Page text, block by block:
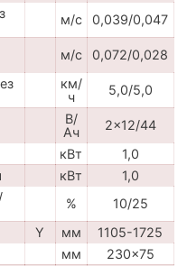
м/с
0,039/0,047
м/с
0,072/0,028
км/
ч
5,0/5,0
В/
Ач
2x12/44
кВт
1,0
кВт
1,0
%
10/25
Y мм
1105-1725
мм
230x75